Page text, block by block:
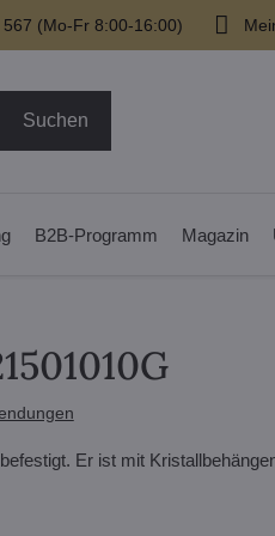
(Mo-Fr 8:00-16:00)
Suchen
B2B-Programm Magazin
Er ist mit